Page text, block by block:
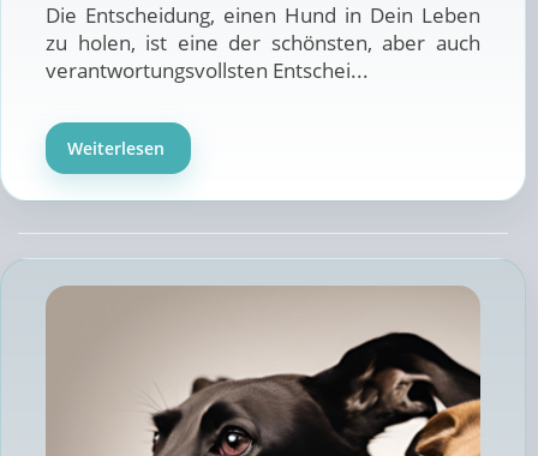
Die Entscheidung, einen Hund in Dein Leben
zu holen, ist eine der schönsten, aber auch
verantwortungsvollsten Entschei...
Weiterlesen